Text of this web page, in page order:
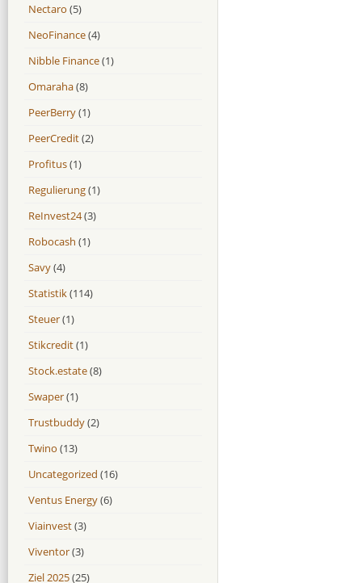
Nectaro (5)
NeoFinance(4)
Nibble Finance(1)
Omaraha(8)
PeerBerry(1)
PeerCredit(2)
Profitus(1)
Regulierung(1)
ReInvest24(3)
Robocash (1)
Savy(4)
Statistik(114)
Steuer(1)
Stikcredit(1)
Stock.estate(8)
Swaper(1)
Trustbuddy(2)
Twino (13)
Uncategorized (16)
Ventus Energy(6)
Viainvest(3)
Viventor(3)
Ziel 2025(25)